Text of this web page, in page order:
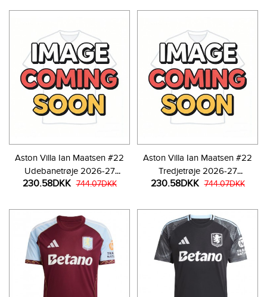
Aston Villa Ian Maatsen #22
Udebanetrøje 2026-27
Kortærmet
230.58DKK 744.07DKK
Aston Villa Ian Maatsen #22
Tredjetrøje 2026-27
Kortærmet
230.58DKK 744.07DKK